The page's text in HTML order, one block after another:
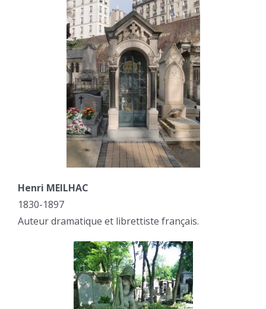
Henri MEILHAC
1830-1897
Auteur dramatique et librettiste français.